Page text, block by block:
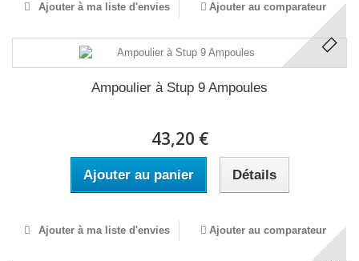
Ajouter à ma liste d'envies Ajouter au comparateur
Ampoulier à Stup 9 Ampoules
43,20 €
Ajouter au panier Détails
Ajouter à ma liste d'envies Ajouter au comparateur